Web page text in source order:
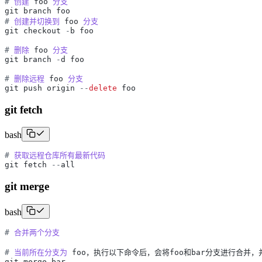
git
branch
foo
# 创建并切换到 foo 分支
git
checkout - b foo
# 删除 foo 分支
git
branch -d foo
# 删除远程 foo 分支
git
push origin - -delete foo
git fetch
bash
# 获取远程仓库所有最新代码
git
fetch - - all
git merge
bash
# 合并两个分支
# 当前所在分支为
foo，执行以下命令后，会将foo和bar分支进行合并，